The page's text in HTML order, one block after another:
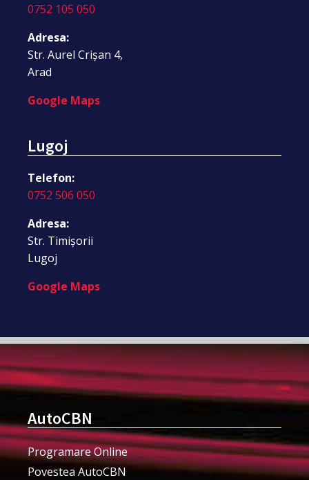
0752 105 050
Adresa:
Str. Aurel Crișan 4,
Arad
Google Maps
Lugoj
Telefon:
0752 506 050
Adresa:
Str. Timișorii
Lugoj
Google Maps
AutoCBN
Programare Online
Povestea AutoCBN